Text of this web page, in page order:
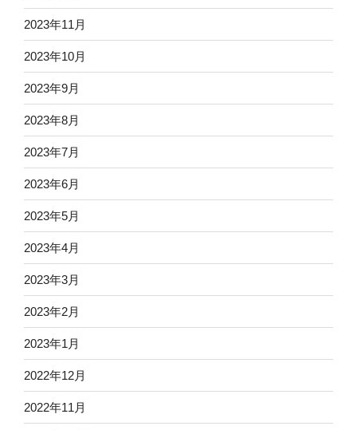
2023年11月
2023年10月
2023年9月
2023年8月
2023年7月
2023年6月
2023年5月
2023年4月
2023年3月
2023年2月
2023年1月
2022年12月
2022年11月